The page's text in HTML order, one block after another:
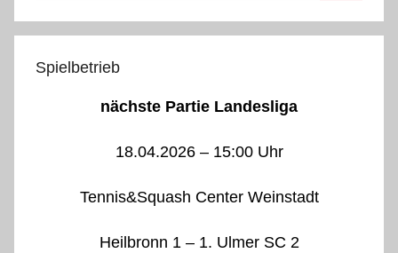
Spielbetrieb
nächste Partie Landesliga
18.04.2026 – 15:00 Uhr
Tennis&Squash Center Weinstadt
Heilbronn 1 – 1. Ulmer SC 2